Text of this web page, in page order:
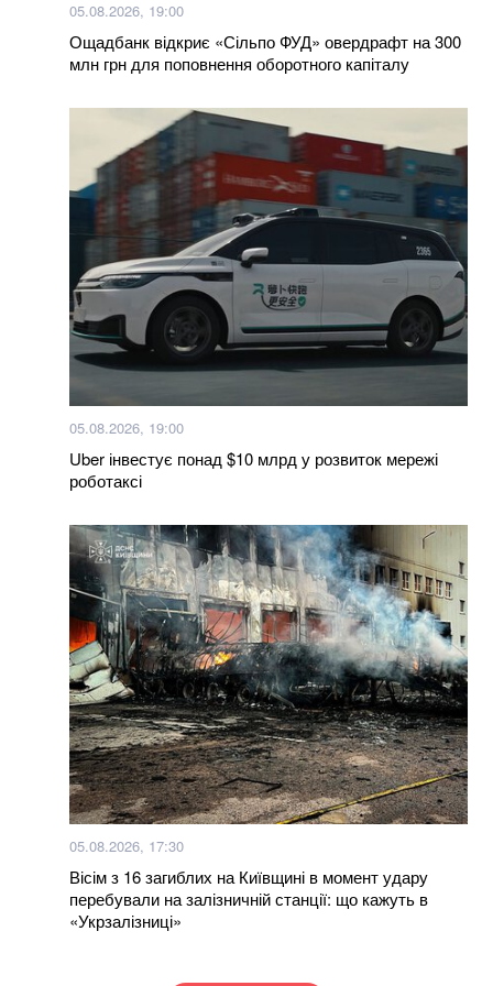
Нагороджені посмертно: у Хмельницькому нагороди
загиблих Героїв отримали їх родини
Більше новин
05.08.2026, 19:00
Ощадбанк відкриє «Сільпо ФУД» овердрафт на 300
млн грн для поповнення оборотного капіталу
05.08.2026, 19:00
Uber інвестує понад $10 млрд у розвиток мережі
роботаксі
05.08.2026, 17:30
Вісім з 16 загиблих на Київщині в момент удару
перебували на залізничній станції: що кажуть в
«Укрзалізниці»